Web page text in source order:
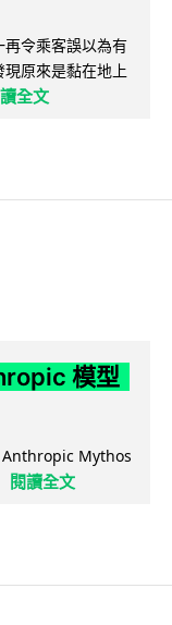
令乘客誤以為有
原來是黏在地上
全文
模型
Anthropic Mythos
閱讀全文